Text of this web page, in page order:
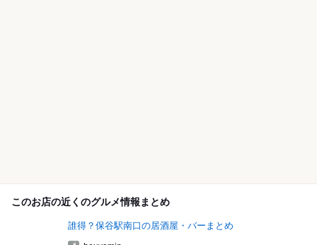
このお店の近くのグルメ情報まとめ
誰得？保谷駅南口の居酒屋・バーまとめ